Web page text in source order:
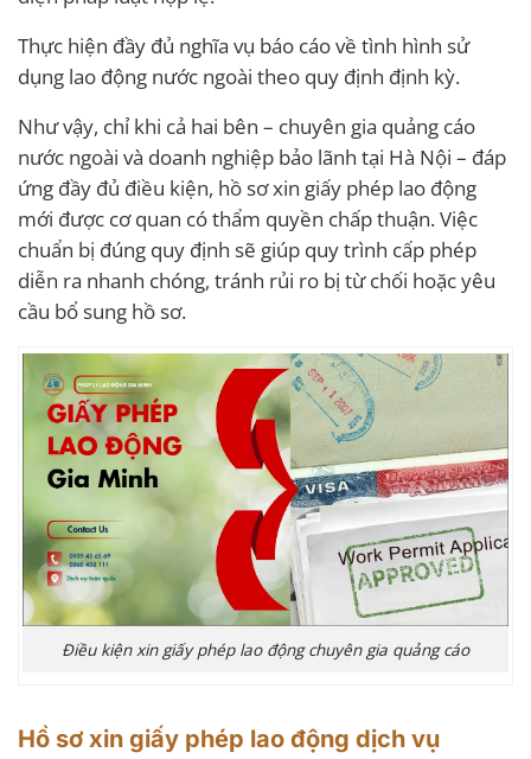
Thực hiện đầy đủ nghĩa vụ báo cáo về tình hình sử
dụng lao động nước ngoài theo quy định định kỳ.
Như vậy, chỉ khi cả hai bên – chuyên gia quảng cáo
nước ngoài và doanh nghiệp bảo lãnh tại Hà Nội – đáp
ứng đầy đủ điều kiện, hồ sơ xin giấy phép lao động
mới được cơ quan có thẩm quyền chấp thuận. Việc
chuẩn bị đúng quy định sẽ giúp quy trình cấp phép
diễn ra nhanh chóng, tránh rủi ro bị từ chối hoặc yêu
cầu bổ sung hồ sơ.
Điều kiện xin giấy phép lao động chuyên gia quảng cáo
Hồ sơ xin giấy phép lao động dịch vụ